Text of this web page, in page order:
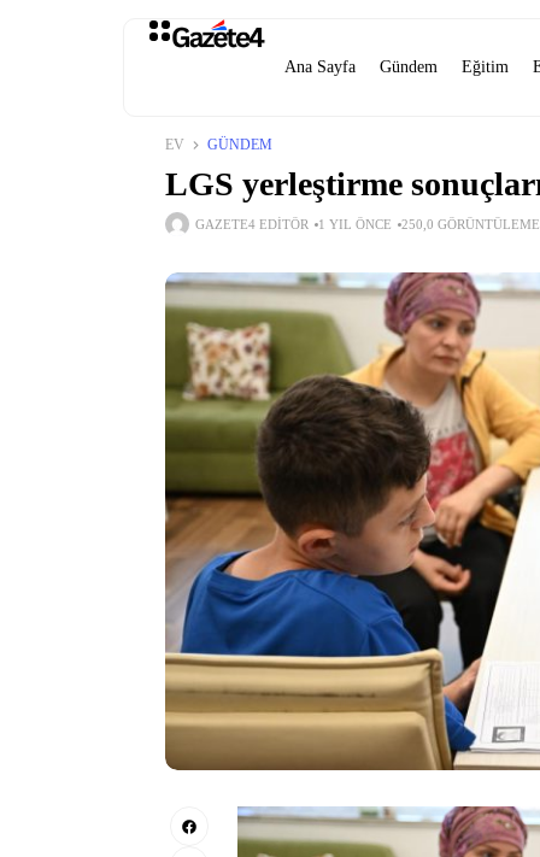
Ana Sayfa Gündem Eğitim
EV GÜNDEM
LGS yerleştirme
GAZETE4 EDITÖR 1 YIL ÖNCE 250,0 GÖRÜNTÜLEME